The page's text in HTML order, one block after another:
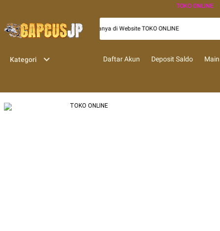
TOKO ONLINE
Terpopuler Yang Selalu Update Hanya di Website TOKO ONLINE
Kategori Daftar Akun Deposit Saldo